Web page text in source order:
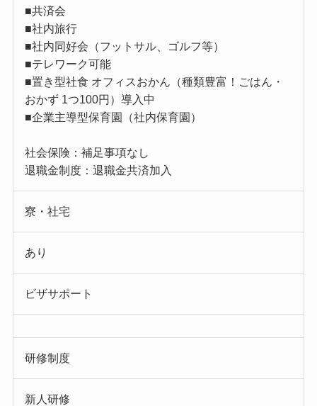
■共済会
■社内旅行
■社内同好会（フットサル、ゴルフ等）
■テレワーク可能
■置き型社食 オフィスおかん（種類豊富！ごはん・
おかず 1つ100円）導入中
■企業主導型保育園（社内保育園）
社会保険：補足事項なし
退職金制度：退職金共済加入
寮・社宅
あり
ビザサポート
研修制度
新人研修